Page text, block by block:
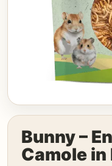
Bunny –
Camole in